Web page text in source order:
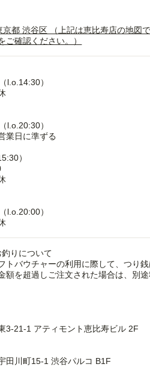
都 渋谷区 （上記は恵比寿店の地図
ご確認ください。）
l.o.14:30）
l.o.20:30）
業日に準ずる
）
l.o.20:00）
釣りについて
トバウチャーの利用に際して、つり
額を超過しご注文された場合は、別
3-21-1 アティモント恵比寿ビル 2F
田川町15-1 渋谷パルコ B1F